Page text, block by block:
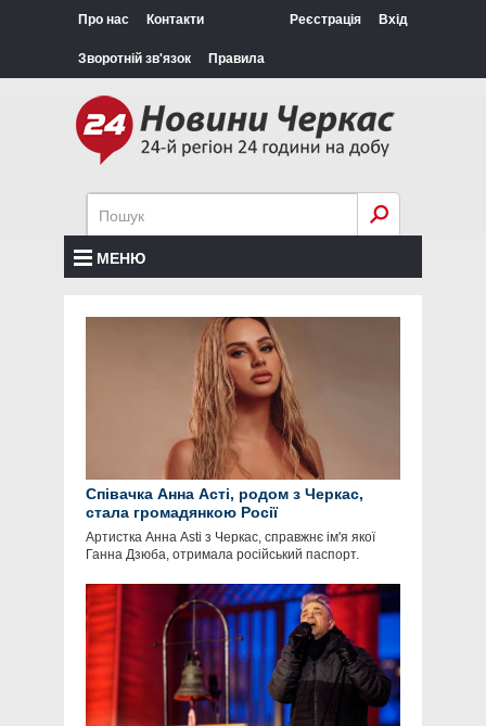
Про нас Контакти
Зворотній зв'язок Правила
Реєстрація Вхід
МЕНЮ
Співачка Анна Асті, родом з Черкас,
стала громадянкою Росії
Артистка Анна Asti з Черкас, справжнє ім'я якої
Ганна Дзюба, отримала російський паспорт.